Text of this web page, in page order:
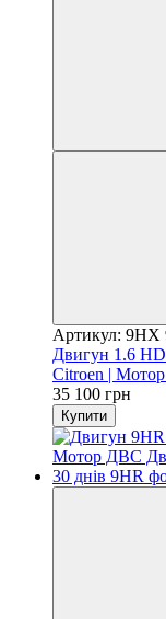
Артикул: 9HX
Двигун 1.6
Citroen |
35 100 грн
Купити